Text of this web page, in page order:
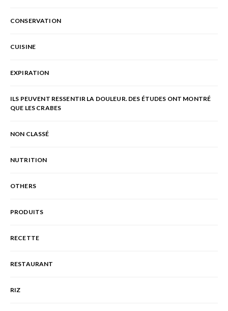
CONSERVATION
CUISINE
EXPIRATION
ILS PEUVENT RESSENTIR LA DOULEUR. DES ÉTUDES ONT MONTRÉ
QUE LES CRABES
NON CLASSÉ
NUTRITION
OTHERS
PRODUITS
RECETTE
RESTAURANT
RIZ